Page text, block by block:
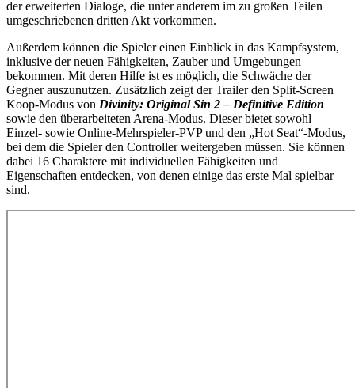
der erweiterten Dialoge, die unter anderem im zu großen Teilen
umgeschriebenen dritten Akt vorkommen.
Außerdem können die Spieler einen Einblick in das Kampfsystem,
inklusive der neuen Fähigkeiten, Zauber und Umgebungen
bekommen. Mit deren Hilfe ist es möglich, die Schwäche der
Gegner auszunutzen. Zusätzlich zeigt der Trailer den Split-Screen
Koop-Modus von Divinity: Original Sin 2 – Definitive Edition
sowie den überarbeiteten Arena-Modus. Dieser bietet sowohl
Einzel- sowie Online-Mehrspieler-PVP und den „Hot Seat“-Modus,
bei dem die Spieler den Controller weitergeben müssen. Sie können
dabei 16 Charaktere mit individuellen Fähigkeiten und
Eigenschaften entdecken, von denen einige das erste Mal spielbar
sind.